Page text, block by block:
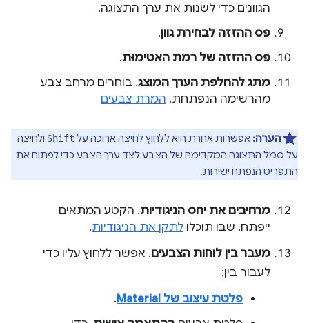
הגוונים כדי לשנות את ערך התצוגה.
פס ההזזה לבחירת גוון.
פס ההזזה של רמת האטימוּת.
מתג להחלפת הערך המוצג. בוחרים מרחב צבע
מהרשימה הנפתחת. המרת צבעים
הערה: אפשרות אחרת היא ללחוץ לחיצה ארוכה על Shift ולחיצה
על סמל התצוגה המקדימה של הצבע לצד ערך הצבע כדי לפתוח את
התפריט הנפתח ישירות.
מרחיבים את יחס הניגודיות. הקטע המתאים
ייפתח, שבו תוכלו לתקן את הניגודיות.
מעבר בין לוחות הצבעים. אפשר ללחוץ עליו כדי
לעבור בין:
פלטת עיצוב של Material
.